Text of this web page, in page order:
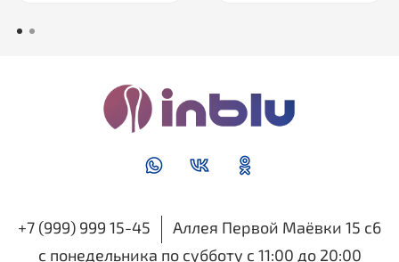
+7 (999) 999 15-45
Аллея Первой Маёвки 15 с6
с понедельника по субботу с 11:00 до 20:00